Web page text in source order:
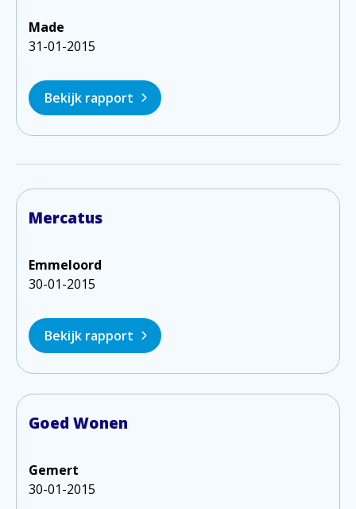
Made
31-01-2015
Bekijk rapport
Mercatus
Emmeloord
30-01-2015
Bekijk rapport
Goed Wonen
Gemert
30-01-2015